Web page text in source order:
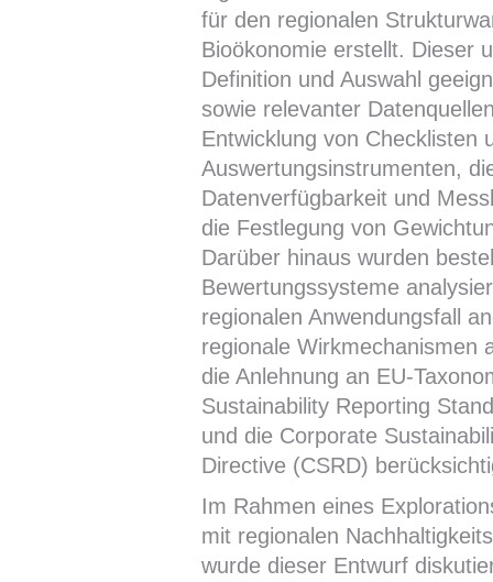
für den regionalen
Bioökonomie erstellt. Dieser
Definition und Auswahl
sowie relevanter
Entwicklung von Checklisten
Auswertungsinstrumenten,
Datenverfügbarkeit und
die Festlegung von
Darüber hinaus wurden
Bewertungssysteme
regionalen Anwendungsfall
regionale Wirkmechanismen
die Anlehnung an EU-
Sustainability Reporting
und die Corporate
Directive (CSRD)
Im Rahmen eines
mit regionalen
wurde dieser Entwurf